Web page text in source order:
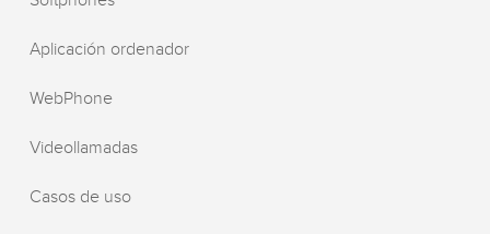
Aplicación ordenador
WebPhone
Videollamadas
Casos de uso